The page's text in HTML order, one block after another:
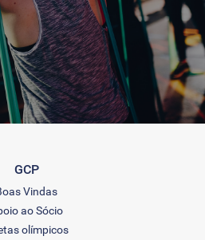
GCP
Vindas
ao Sócio
olímpicos